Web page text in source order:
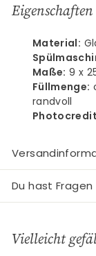
Material:
Maße: 9 x
Füllmenge:
randvoll
Du hast
Vielleicht